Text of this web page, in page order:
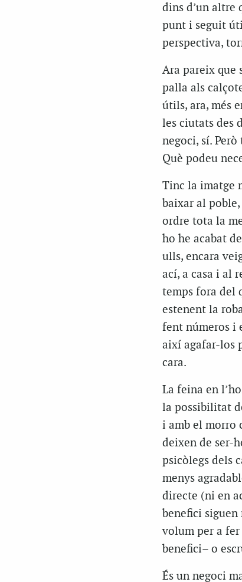
dins d’un altre
punt i seguit
perspectiva,
Ara pareix que
palla als
útils, ara, més
les ciutats des
negoci, sí.
Què podeu
Tinc la imatge
baixar al
ordre tota la
ho he acabat
ulls, encara
ací, a casa i al
temps fora del
estenent la
fent números i
així agafar-los
cara.
La feina en
la possibilitat
i amb el morro
deixen de ser-
psicòlegs dels
menys
directe (ni en
benefici siguen
volum per a
benefici– o
És un negoci